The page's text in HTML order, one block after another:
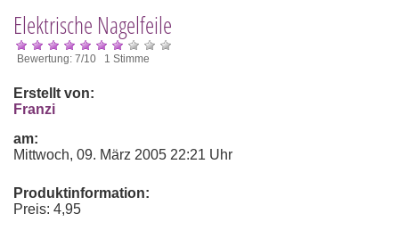
Elektrische Nagelfeile
Bewertung: 7/10 1 Stimme
Erstellt von:
Franzi
am:
Mittwoch, 09. März 2005 22:21 Uhr
Produktinformation:
Preis: 4,95